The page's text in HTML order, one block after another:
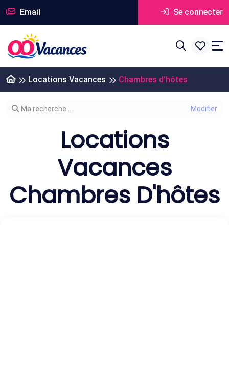
Email Se connecter
Locations Vacances Chambres d'hôtes
Modifier votre recherche
Ma recherche ...
Locations
Vacances
Chambres D'hôtes